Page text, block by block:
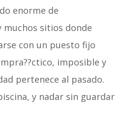
enorme de
muchos sitios donde
con un puesto fijo
imposible y
pertenece al pasado.
y nadar sin guardar